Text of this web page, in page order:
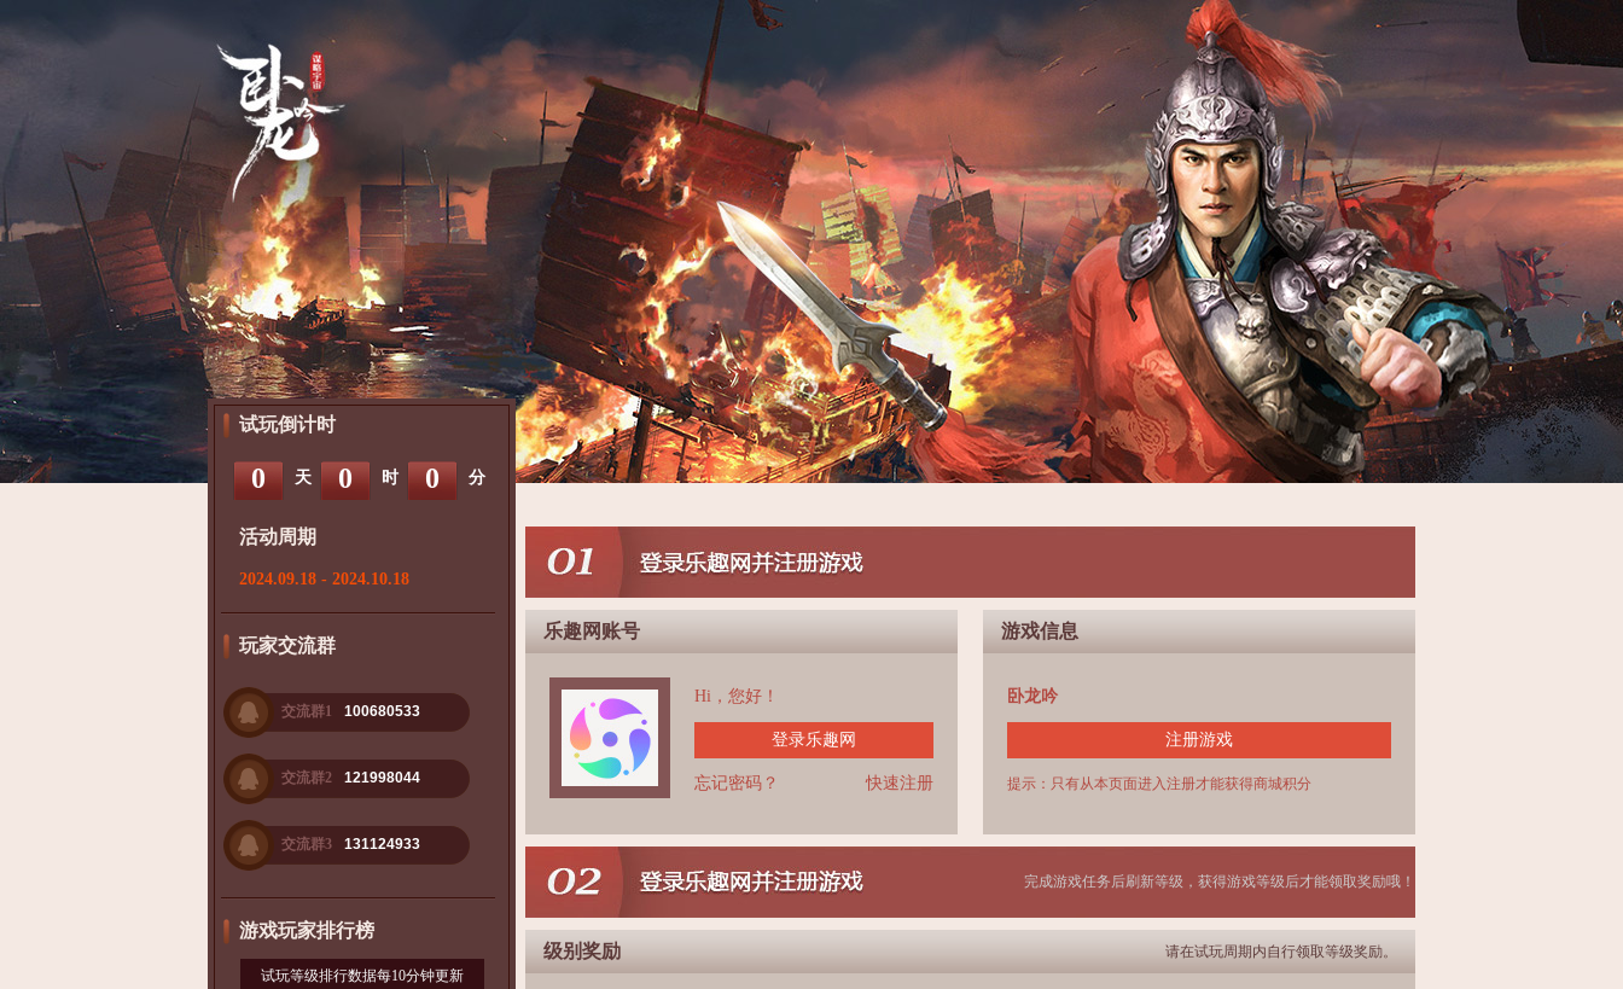
试玩倒计时
0 天 0 时 0 分
活动周期
2024.09.18 - 2024.10.18
玩家交流群
交流群1 100680533
交流群2 121998044
交流群3 131124933
游戏玩家排行榜
试玩等级排行数据每10分钟更新
乐趣网账号
Hi，您好！
登录乐趣网
快速注册
忘记密码？
游戏信息
卧龙吟
注册游戏
提示：只有从本页面进入注册才能获得商城积分
完成游戏任务后刷新等级，获得游戏等级后才能领取奖励哦！
级别奖励 请在试玩周期内自行领取等级奖励。